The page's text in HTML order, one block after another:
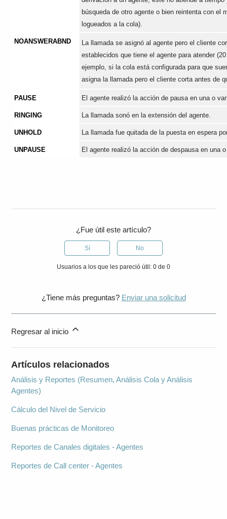
búsqueda de otro agente o bien reintenta con el
logueados a la cola).
NOANSWERABND
La llamada se asignó al agente pero el cliente
establecidos que tiene el agente para atender
ejemplo, si la cola está configurada para que
asigna la llamada pero el cliente corta antes de
PAUSE El agente realizó la acción de pausa en una o
RINGING La llamada sonó en la extensión del agente.
UNHOLD La llamada fue quitada de la puesta en espera
UNPAUSE El agente realizó la acción de despausa en una
¿Fue útil este artículo?
Sí No
Usuarios a los que les pareció útil: 0 de 0
¿Tiene más preguntas? Enviar una solicitud
Regresar al inicio
Artículos relacionados
Análisis y Reportes (Resumen, Análisis Cola y Análisis
Agentes)
Cálculo del Nivel de Servicio
Buenas prácticas de Monitoreo
Reportes de Canales digitales - Agentes
Reportes de Call center - Agentes